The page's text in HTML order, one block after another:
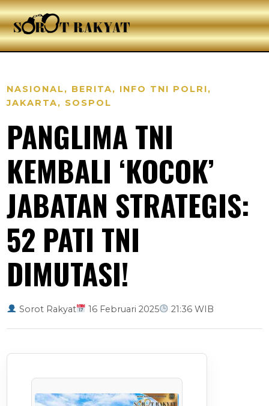
NASIONAL, BERITA, INFO TNI POLRI,
JAKARTA, SOSPOL
PANGLIMA TNI
KEMBALI ‘KOCOK’
JABATAN STRATEGIS:
52 PATI TNI
DIMUTASI!
Sorot Rakyat 16 Februari 2025 21:36 WIB